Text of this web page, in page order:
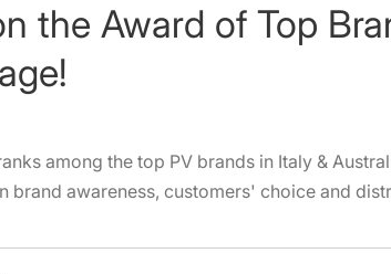
the Award of Top
among the top PV brands in Italy &
brand awareness, customers' choice and